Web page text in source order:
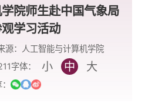
院师生赴中国气象局
学习活动
源：人工智能与计算机学院
字体： 小 中 大
：